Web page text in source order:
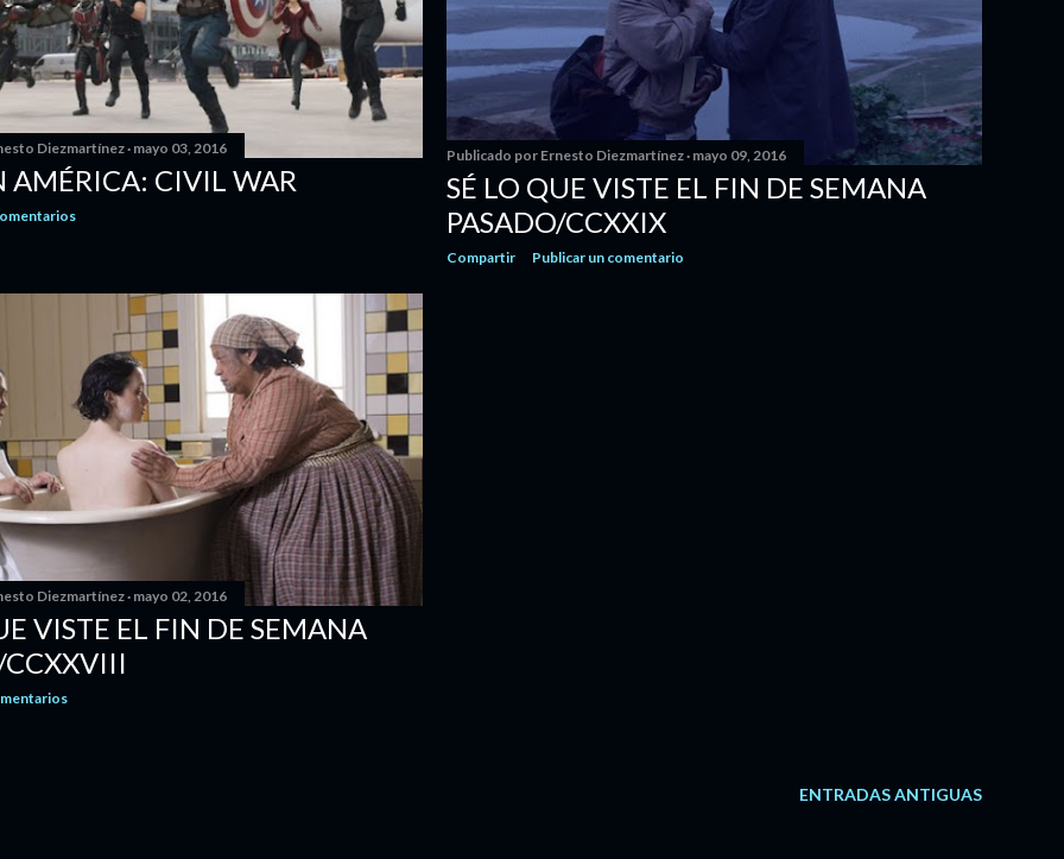
Publicado por Ernesto Diezmartínez mayo 09, 2016
SÉ LO QUE VISTE EL FIN DE SEMANA
PASADO/CCXXIX
Compartir Publicar un comentario
Diezmartínez mayo 03, 2016
AMÉRICA: CIVIL WAR
Diezmartínez mayo 02, 2016
VISTE EL FIN DE SEMANA
CCXXVIII
ENTRADAS ANTIGUAS